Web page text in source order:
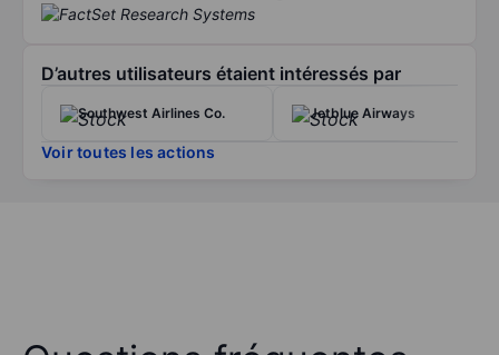
D’autres utilisateurs étaient intéressés par
Southwest Airlines Co. Jetblue Airways
Voir toutes les actions